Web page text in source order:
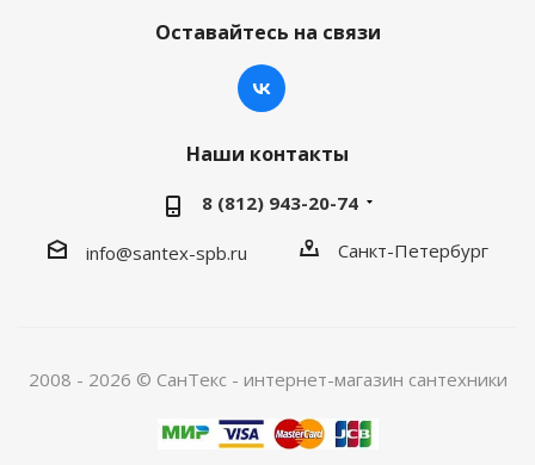
Оставайтесь на связи
Наши контакты
8 (812) 943-20-74
info@santex-spb.ru Санкт-Петербург
2008 - 2026 © СанТекс - интернет-магазин cантехники